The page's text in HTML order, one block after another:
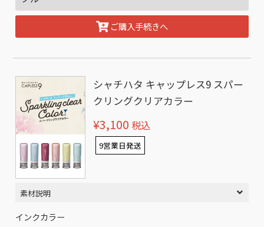
ご購入手続きへ
シャチハタ キャップレス9 スパー
クリングクリアカラー
¥3,100 税込
9営業日発送
素材説明
インクカラー